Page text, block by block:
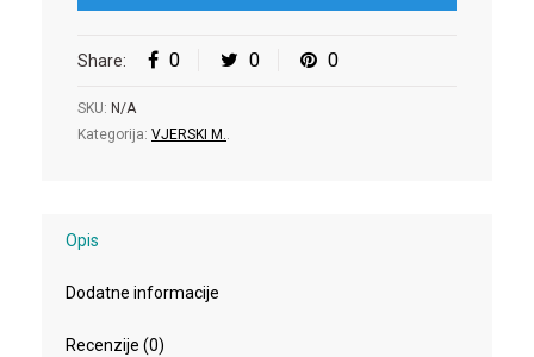
Share: 0 0 0
SKU: N/A
Kategorija: VJERSKI M..
Opis
Dodatne informacije
Recenzije (0)